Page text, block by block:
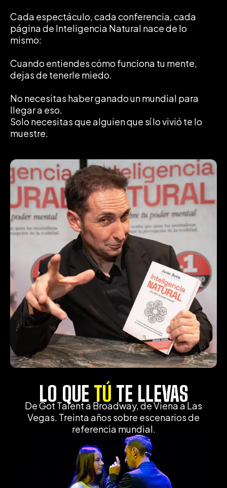
Cada espectáculo, cada conferencia, cada
página de Inteligencia Natural nace de lo
mismo:
Cuando entiendes cómo funciona tu mente,
dejas de tenerle miedo.
No necesitas haber ganado un mundial para
llegar a eso.
Solo necesitas que alguien que sí lo vivió te lo
muestre.
LO QUE TÚ TE LLEVAS
De Got Talent a Broadway, de Viena a Las
Vegas. Treinta años sobre escenarios de
referencia mundial.